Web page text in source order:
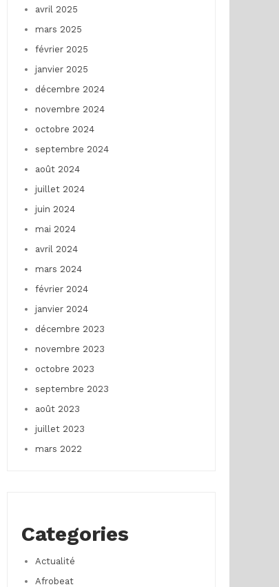
avril 2025
mars 2025
février 2025
janvier 2025
décembre 2024
novembre 2024
octobre 2024
septembre 2024
août 2024
juillet 2024
juin 2024
mai 2024
avril 2024
mars 2024
février 2024
janvier 2024
décembre 2023
novembre 2023
octobre 2023
septembre 2023
août 2023
juillet 2023
mars 2022
Categories
Actualité
Afrobeat